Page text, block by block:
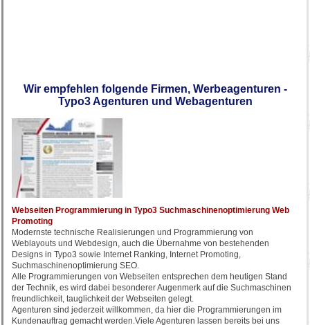
Wir empfehlen folgende Firmen, Werbeagenturen -
Typo3 Agenturen und Webagenturen
Webseiten Programmierung in Typo3 Suchmaschinenoptimierung Web
Promoting
Modernste technische Realisierungen und Programmierung von
Weblayouts und Webdesign, auch die Übernahme von bestehenden
Designs in Typo3 sowie Internet Ranking, Internet Promoting,
Suchmaschinenoptimierung SEO.
Alle Programmierungen von Webseiten entsprechen dem heutigen Stand
der Technik, es wird dabei besonderer Augenmerk auf die Suchmaschinen
freundlichkeit, tauglichkeit der Webseiten gelegt.
Agenturen sind jederzeit willkommen, da hier die Programmierungen im
Kundenauftrag gemacht werden.Viele Agenturen lassen bereits bei uns